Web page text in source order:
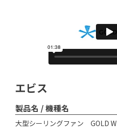
エビス
製品名 / 機種名
大型シーリングファン GOLD